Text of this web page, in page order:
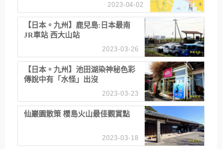
2023-04-02
【日本。九州】鹿兒島:日本最南
JR車站 西大山站
2023-03-26
【日本。九州】池田湖染神秘色彩
傳說中有「水怪」出沒
2023-03-23
仙巖園散策 櫻島火山最佳觀賞點
2023-03-18